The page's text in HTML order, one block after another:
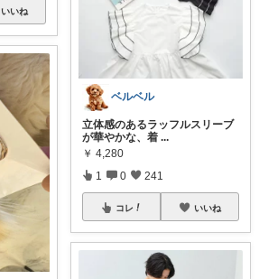
いいね
ベルベル
立体感のあるラッフルスリーブ
が華やかな、着 ...
￥ 4,280
1 0 241
コレ いいね